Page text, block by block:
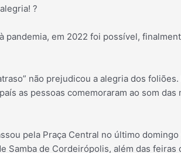
?
em 2022 foi possível,
não prejudicou a alegria dos
as pessoas comemoraram ao som das
pela Praça Central no último
Samba de Cordeirópolis, além das